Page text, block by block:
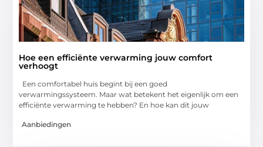
Hoe een efficiënte verwarming jouw comfort
verhoogt
Een comfortabel huis begint bij een goed
verwarmingssysteem. Maar wat betekent het eigenlijk om een
efficiënte verwarming te hebben? En hoe kan dit jouw
Aanbiedingen